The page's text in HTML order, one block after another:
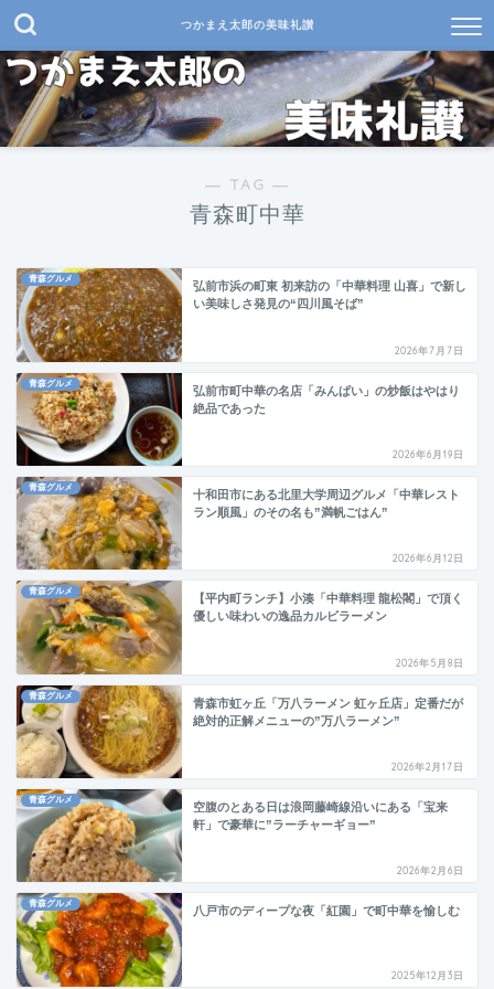
つかまえ太郎の美味礼讃
― TAG ―
青森町中華
青森グルメ
弘前市浜の町東 初来訪の「中華料理 山喜」で新し
い美味しさ発見の“四川風そば”
2026年7月7日
青森グルメ
弘前市町中華の名店「みんぱい」の炒飯はやはり
絶品であった
2026年6月19日
青森グルメ
十和田市にある北里大学周辺グルメ「中華レスト
ラン順風」のその名も”満帆ごはん”
2026年6月12日
青森グルメ
【平内町ランチ】小湊「中華料理 龍松閣」で頂く
優しい味わいの逸品カルビラーメン
2026年5月8日
青森グルメ
青森市虹ヶ丘「万八ラーメン 虹ヶ丘店」定番だが
絶対的正解メニューの”万八ラーメン”
2026年2月17日
青森グルメ
空腹のとある日は浪岡藤崎線沿いにある「宝来
軒」で豪華に”ラーチャーギョー”
2026年2月6日
青森グルメ
八戸市のディープな夜「紅園」で町中華を愉しむ
2025年12月3日